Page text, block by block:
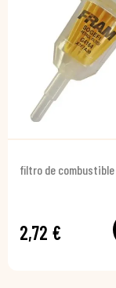
filtro de combustible
2,72 €